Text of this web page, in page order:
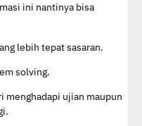
ini nantinya bisa
lebih tepat sasaran.
solving.
menghadapi ujian maupun